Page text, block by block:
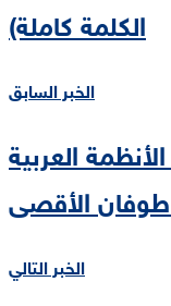
الكلمة كاملة)
الخبر السابق
العربية
الأقصى
الخبر التالي